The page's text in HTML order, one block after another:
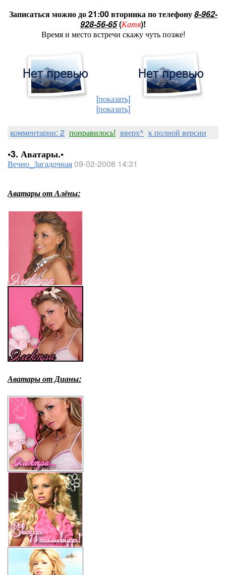
Записаться можно до 21:00 вторника по телефону8-962-
928-56-65(Катя)!
Время и место встречи скажу чуть позже!
[показать]
[показать]
комментарии: 2 понравилось! вверх^ к полной версии
•3. Аватары.•
Вечно_Загадочная09-02-2008 14:31
Аватары от Алёны:
Аватары от Дианы: